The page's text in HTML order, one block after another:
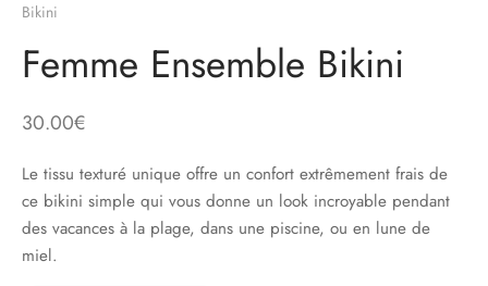
Bikini
Femme Ensemble Bikini
30.00€
Le tissu texturé unique offre un confort extrêmement frais de
ce bikini simple qui vous donne un look incroyable pendant
des vacances à la plage, dans une piscine, ou en lune de
miel.